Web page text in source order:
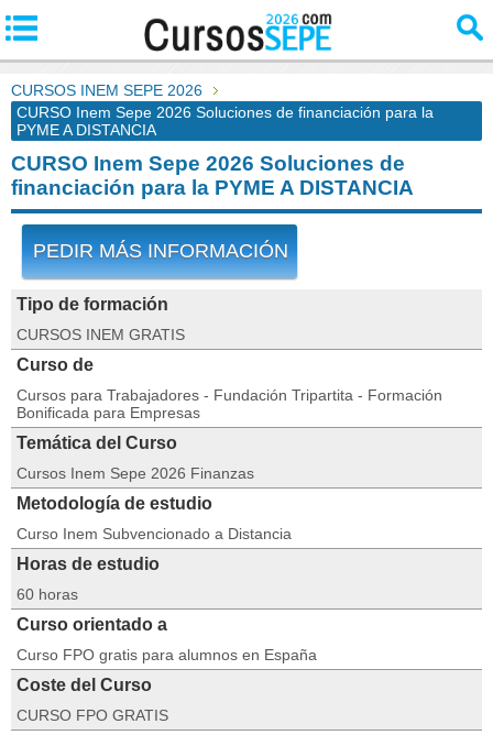
CURSOS INEM SEPE 2026
CURSO Inem Sepe 2026 Soluciones de financiación para la
PYME A DISTANCIA
CURSO Inem Sepe 2026 Soluciones de
financiación para la PYME A DISTANCIA
PEDIR MÁS INFORMACIÓN
Tipo de formación
CURSOS INEM GRATIS
Curso de
Cursos para Trabajadores - Fundación Tripartita - Formación
Bonificada para Empresas
Temática del Curso
Cursos Inem Sepe 2026 Finanzas
Metodología de estudio
Curso Inem Subvencionado a Distancia
Horas de estudio
60 horas
Curso orientado a
Curso FPO gratis para alumnos en España
Coste del Curso
CURSO FPO GRATIS